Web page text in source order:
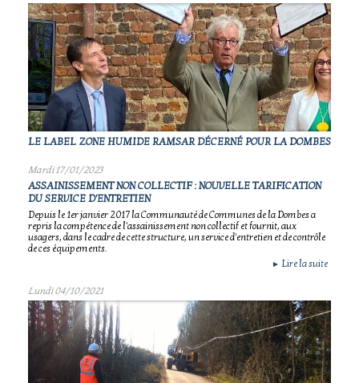
LE LABEL ZONE HUMIDE RAMSAR DÉCERNÉ POUR LA DOMBES
Mardi 17/01/2023
ASSAINISSEMENT NON COLLECTIF : NOUVELLE TARIFICATION
DU SERVICE D'ENTRETIEN
Depuis le 1er janvier 2017 la Communauté de Communes de la Dombes a
repris la compétence de l'assainissement non collectif et fournit, aux
usagers, dans le cadre de cette structure, un service d'entretien et de contrôle
de ces équipements.
► Lire la suite
Lundi 04/10/2021